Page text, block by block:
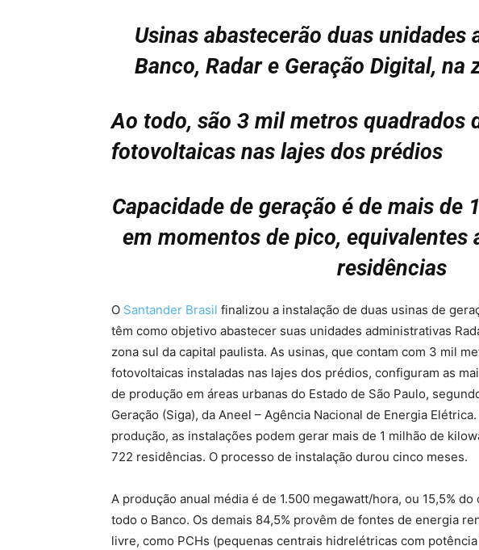
Usinas abastecerão duas unidades
Banco, Radar e Geração Digital, na
Ao todo, são 3 mil metros quadrados
fotovoltaicas nas lajes dos prédios
Capacidade de geração é de mais de
em momentos de pico, equivalentes
residências
O Santander Brasil finalizou a instalação de duas usinas de
têm como objetivo abastecer suas unidades administrativas
zona sul da capital paulista. As usinas, que contam com 3 mil
fotovoltaicas instaladas nas lajes dos prédios, configuram as
de produção em áreas urbanas do Estado de São Paulo,
Geração (Siga), da Aneel – Agência Nacional de Energia
produção, as instalações podem gerar mais de 1 milhão de
722 residências. O processo de instalação durou cinco meses.
A produção anual média é de 1.500 megawatt/hora, ou 15,5%
todo o Banco. Os demais 84,5% provêm de fontes de energia
livre, como PCHs (pequenas centrais hidrelétricas com